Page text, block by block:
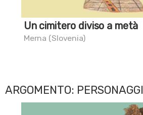
Un cimitero diviso a metà
Merna (Slovenia)
ARGOMENTO: PERSONAGGI